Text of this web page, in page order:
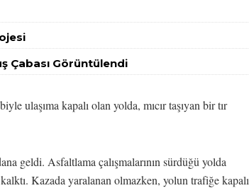
Çabası Görüntülendi
ulaşıma kapalı olan yolda, mıcır taşıyan bir tır
geldi. Asfaltlama çalışmalarının sürdüğü yolda
Kazada yaralanan olmazken, yolun trafiğe kapalı